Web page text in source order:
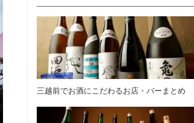
三越前でお酒にこだわるお店・バーまとめ